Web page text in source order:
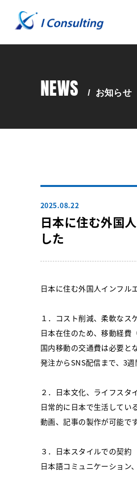
NEWS / お知らせ
2025.08.22
日本に住む外国
した
日本に住む外国人インフル
１．コスト削減、柔軟なス
日本在住のため、移動経費
国内移動の交通費は必要と
発注からSNS配信まで、3週
２．日本文化、ライフスタ
日常的に日本で生活してい
動画、記事の製作が可能です
３．日本スタイルでの契約
日本語コミュニケーション